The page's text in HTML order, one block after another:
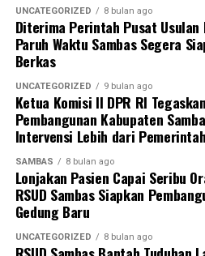
pemerintahan yang efektif dan
“Setiap kepala perangkat
yang selaras dengan arah
Sambas, termasuk dalam hal
dan penyusunan program
Di akhir arahannya, Satono
selama ini terjalin dapat terus
seluruh program pemerintah
optimal demi mewujudkan
sejahtera.
UNCATEGORIZED 8 bulan ago
Diterima Perintah Pusat Usulan
Paruh Waktu Sambas Segera
Berkas
UNCATEGORIZED 9 bulan ago
Ketua Komisi II DPR RI Tegaskan
Pembangunan Kabupaten
Intervensi Lebih dari
SAMBAS 8 bulan ago
Lonjakan Pasien Capai Seribu
RSUD Sambas Siapkan
Gedung Baru
UNCATEGORIZED 8 bulan ago